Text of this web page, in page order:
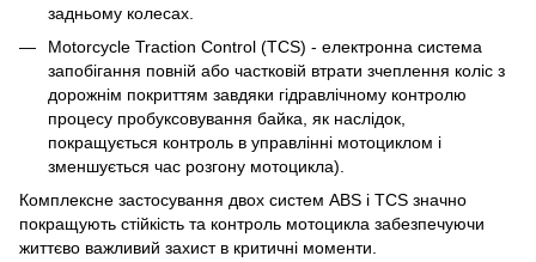
задньому колесах.
Motorcycle Traction Control (TCS) - електронна система
запобігання повній або частковій втрати зчеплення коліс з
дорожнім покриттям завдяки гідравлічному контролю
процесу пробуксовування байка, як наслідок,
покращується контроль в управлінні мотоциклом і
зменшується час розгону мотоцикла).
Комплексне застосування двох систем ABS і TCS значно
покращують стійкість та контроль мотоцикла забезпечуючи
життєво важливий захист в критичні моменти.